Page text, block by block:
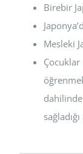
Birebir
Mesleki
dahilinde